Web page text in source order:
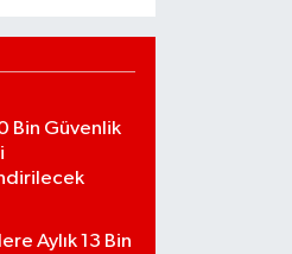
Bin Güvenlik
Aylık 13 Bin